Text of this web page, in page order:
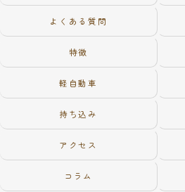
よくある質問
特徴
軽自動車
持ち込み
アクセス
コラム